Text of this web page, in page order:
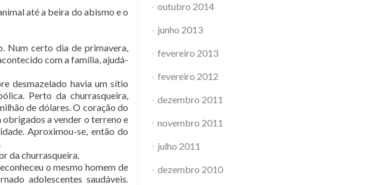
até a beira do abismo e o
Num certo dia de primavera,
com a família, ajudá-
desmazelado havia um sítio
Perto da churrasqueira,
de dólares. O coração do
a vender o terreno e
Aproximou-se, então do
da churrasqueira.
o mesmo homem de
adolescentes saudáveis.
outubro 2014
junho 2013
fevereiro 2013
fevereiro 2012
dezembro 2011
novembro 2011
julho 2011
dezembro 2010